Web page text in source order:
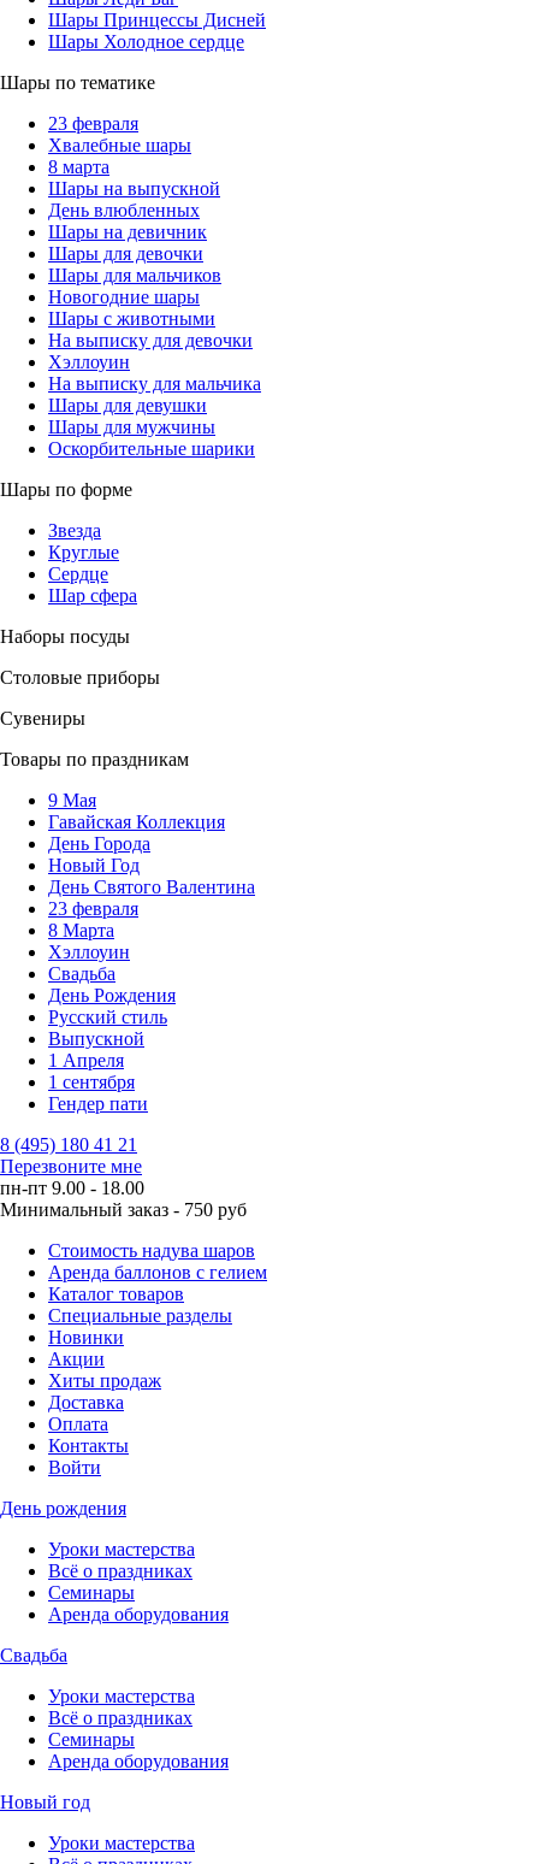
Шары Принцессы Дисней
Шары Холодное сердце
Шары по тематике
23 февраля
Хвалебные шары
8 марта
Шары на выпускной
День влюбленных
Шары на девичник
Шары для девочки
Шары для мальчиков
Новогодние шары
Шары с животными
На выписку для девочки
Хэллоуин
На выписку для мальчика
Шары для девушки
Шары для мужчины
Оскорбительные шарики
Шары по форме
Звезда
Круглые
Сердце
Шар сфера
Наборы посуды
Столовые приборы
Сувениры
Товары по праздникам
9 Мая
Гавайская Коллекция
День Города
Новый Год
День Святого Валентина
23 февраля
8 Марта
Хэллоуин
Свадьба
День Рождения
Русский стиль
Выпускной
1 Апреля
1 сентября
Гендер пати
8 (495) 180 41 21
Перезвоните мне
пн-пт 9.00 - 18.00
Минимальный заказ - 750 руб
Стоимость надува шаров
Аренда баллонов с гелием
Каталог товаров
Специальные разделы
Новинки
Акции
Хиты продаж
Доставка
Оплата
Контакты
Войти
День рождения
Уроки мастерства
Всё о праздниках
Семинары
Аренда оборудования
Свадьба
Уроки мастерства
Всё о праздниках
Семинары
Аренда оборудования
Новый год
Уроки мастерства